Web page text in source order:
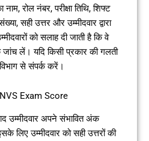
रोल नंबर, परीक्षा तिथि, शिफ्ट
सही उत्तर और उम्मीदवार द्वारा
को सलाह दी जाती है कि वे
जांच लें। यदि किसी प्रकार की गलती
से संपर्क करें।
Exam Score
उम्मीदवार अपने संभावित अंक
उम्मीदवार को सही उत्तरों की